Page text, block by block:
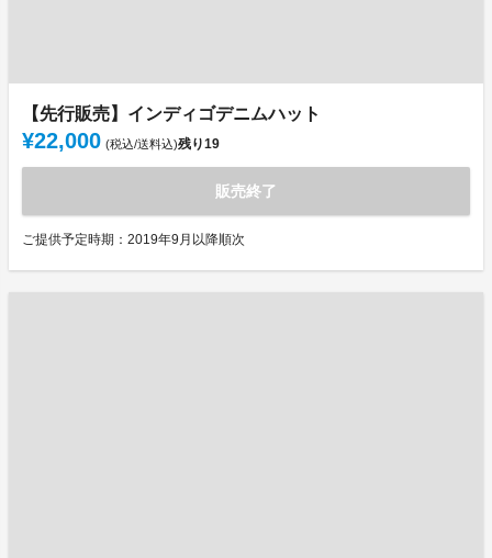
【先行販売】インディゴデニムハット
¥22,000 (税込/送料込)残り19
販売終了
ご提供予定時期：2019年9月以降順次